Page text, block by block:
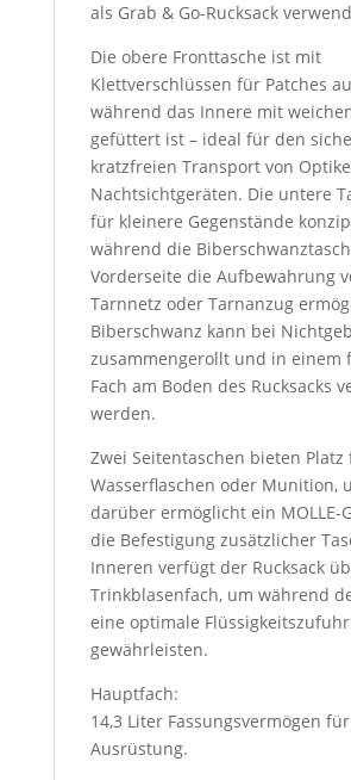
als Grab & Go-Rucksack
Die obere Fronttasche ist mit
Klettverschlüssen für Patches
während das Innere mit
gefüttert ist – ideal für den
kratzfreien Transport von
Nachtsichtgeräten. Die untere
für kleinere Gegenstände
während die
Vorderseite die Aufbewahrung
Tarnnetz oder Tarnanzug
Biberschwanz kann bei
zusammengerollt und in einem
Fach am Boden des Rucksacks
werden.
Zwei Seitentaschen bieten Platz
Wasserflaschen oder Munition,
darüber ermöglicht ein MOLLE-
die Befestigung zusätzlicher
Inneren verfügt der Rucksack
Trinkblasenfach, um während
eine optimale
gewährleisten.
Hauptfach:
14,3 Liter Fassungsvermögen
Ausrüstung.